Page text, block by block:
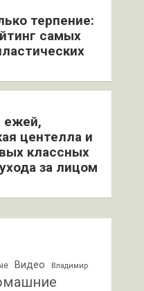
терпение:
самых
ежей,
центелла и
классных
за лицом
Видео Владимир